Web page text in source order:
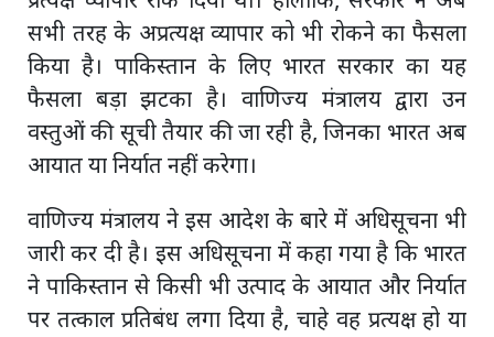
सभी तरह के अप्रत्यक्ष व्यापार को भी रोकने का फैसला
किया है। पाकिस्तान के लिए भारत सरकार का यह
फैसला बड़ा झटका है। वाणिज्य मंत्रालय द्वारा उन
वस्तुओं की सूची तैयार की जा रही है, जिनका भारत अब
आयात या निर्यात नहीं करेगा।
वाणिज्य मंत्रालय ने इस आदेश के बारे में अधिसूचना भी
जारी कर दी है। इस अधिसूचना में कहा गया है कि भारत
ने पाकिस्तान से किसी भी उत्पाद के आयात और निर्यात
पर तत्काल प्रतिबंध लगा दिया है, चाहे वह प्रत्यक्ष हो या